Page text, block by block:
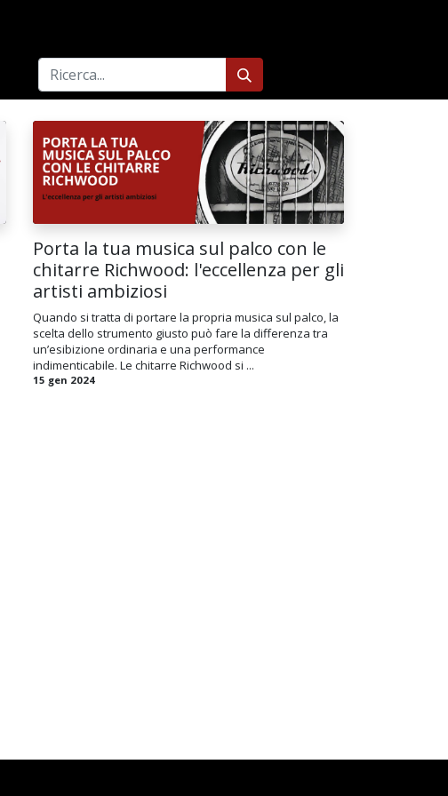
Porta la tua musica sul palco con le
chitarre Richwood: l'eccellenza per gli
artisti ambiziosi
Quando si tratta di portare la propria musica sul palco, la
scelta dello strumento giusto può fare la differenza tra
un’esibizione ordinaria e una performance
indimenticabile. Le chitarre Richwood si ...
15 gen 2024